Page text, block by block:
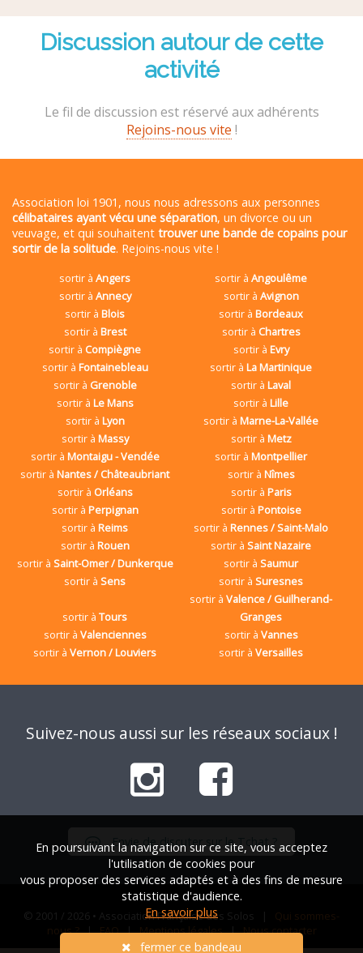
Discussion autour de cette
activité
Le fil de discussion est réservé aux adhérents
Rejoins-nous vite !
Association loi 1901, nous nous adressons aux personnes
célibataires ayant vécu une séparation, un divorce ou un
veuvage, et qui souhaitent trouver une bande de copains pour
sortir de la solitude. Rejoins-nous vite !
sortir àAngers sortir àAngoulême
sortir à Annecy sortir à Avignon
sortir àBlois sortir àBordeaux
sortir à Brest sortir à Chartres
sortir à Compiègne sortir à Evry
sortir à Fontainebleau sortir àLa Martinique
sortir à Grenoble sortir àLaval
sortir à Le Mans sortir àLille
sortir à Lyon sortir àMarne-La-Vallée
sortir à Massy sortir à Metz
sortir à Montaigu - Vendée sortir àMontpellier
sortir àNantes / Châteaubriant sortir à Nîmes
sortir à Orléans sortir à Paris
sortir à Perpignan sortir à Pontoise
sortir àReims sortir àRennes / Saint-Malo
sortir à Rouen sortir àSaint Nazaire
sortir à Saint-Omer / Dunkerque sortir àSaumur
sortir àSens sortir àSuresnes
sortir àTours
sortir àValence / Guilherand-
Granges
sortir à Valenciennes sortir à Vannes
sortir àVernon / Louviers sortir àVersailles
Suivez-nous aussi sur les réseaux sociaux !
Envie de discuter sur le Tchat ?
© 2001 / 2026 • Association Française des Solos | Qui sommes-
nous ?|FAQ|Mentions légales|Nous contacter
En poursuivant la navigation sur ce site, vous acceptez
l'utilisation de cookies pour
vous proposer des services adaptés et à des fins de mesure
statistique d'audience.
En savoir plus
fermer ce bandeau